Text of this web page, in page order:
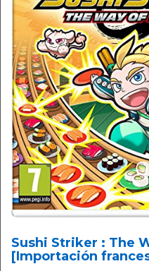
Sushi Striker : The
[Importación